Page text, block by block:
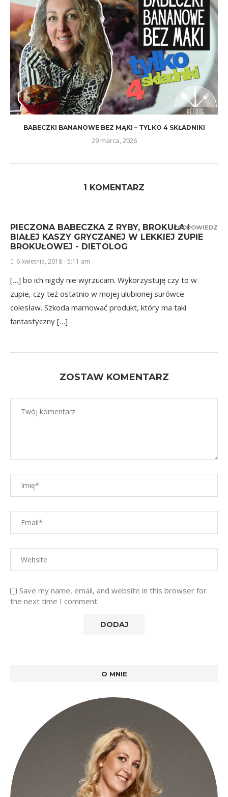
BABECZKI BANANOWE BEZ MĄKI – TYLKO 4 SKŁADNIKI
29 marca, 2026
1 KOMENTARZ
PIECZONA BABECZKA Z RYBY, BROKUŁA I
BIAŁEJ KASZY GRYCZANEJ W LEKKIEJ ZUPIE
BROKUŁOWEJ - DIETOLOG
6 kwietnia, 2018 - 5:11 am
[…] bo ich nigdy nie wyrzucam. Wykorzystuję czy to w
zupie, czy też ostatnio w mojej ulubionej surówce
colesław. Szkoda marnować produkt, który ma taki
fantastyczny […]
ODPOWIEDZ
ZOSTAW KOMENTARZ
Save my name, email, and website in this browser for
the next time I comment.
O MNIE